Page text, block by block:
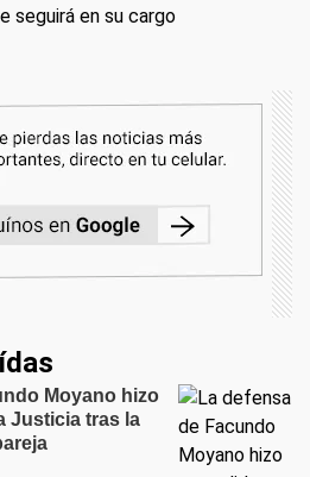
seguirá en su cargo
Moyano hizo
Justicia tras la